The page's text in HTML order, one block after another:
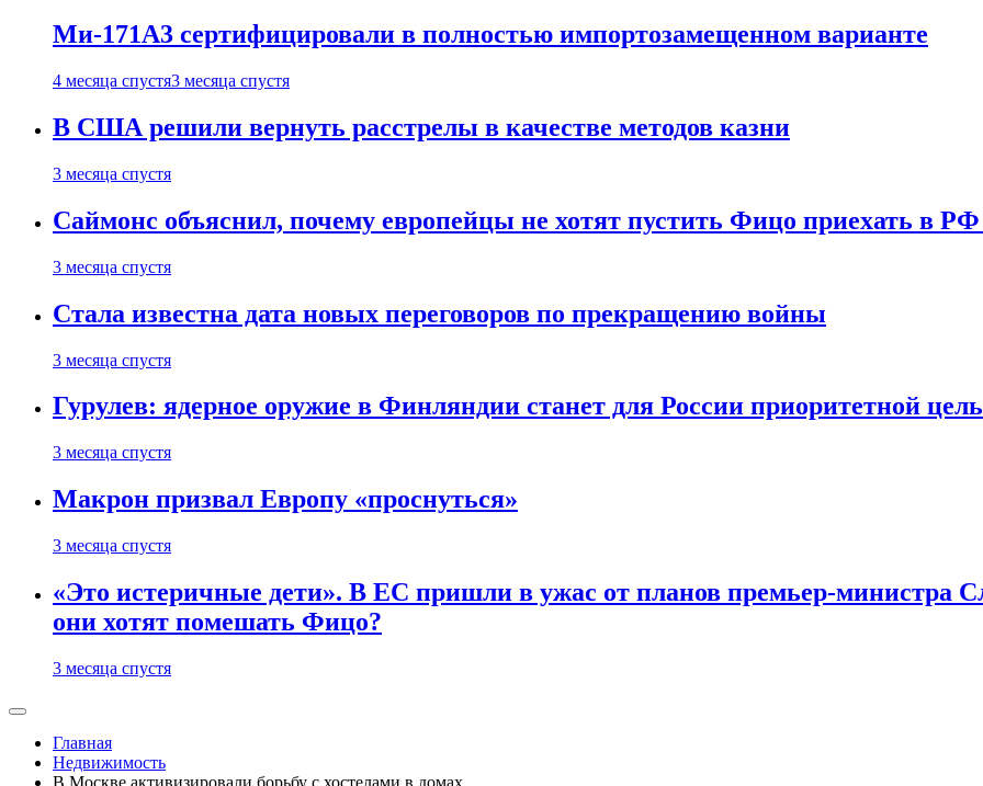
Ми-171А3 сертифицировали в полностью импортозамещенном варианте
4 месяца спустя3 месяца спустя
В США решили вернуть расстрелы в качестве методов казни
3 месяца спустя
Саймонс объяснил, почему европейцы не хотят пустить Фицо приехать в
3 месяца спустя
Стала известна дата новых переговоров по прекращению войны
3 месяца спустя
Гурулев: ядерное оружие в Финляндии станет для России приоритетной
3 месяца спустя
Макрон призвал Европу «проснуться»
3 месяца спустя
«Это истеричные дети». В ЕС пришли в ужас от планов премьер-министра
они хотят помешать Фицо?
3 месяца спустя
Главная
Недвижимость
В Москве активизировали борьбу с хостелами в домах